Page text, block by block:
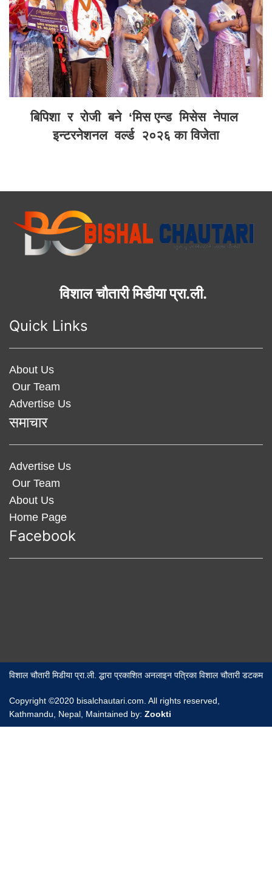
बिपिशा र रोजी बने ‘मिस एन्ड मिसेस नेपाल
इन्टरनेशनल वर्ल्ड २०२६ का विजेता
विशाल चौतारी मिडीया प्रा.ली.
Quick Links
About Us
Our Team
Advertise Us
समाचार
Advertise Us
Our Team
About Us
Home Page
Facebook
विशाल चौतारी मिडीया प्रा.ली. द्धारा प्रकाशित अनलाइन पत्रिका विशाल चौतारी डटकम
Copyright ©2020 bisalchautari.com. All rights reserved,
Kathmandu, Nepal, Maintained by: Zookti